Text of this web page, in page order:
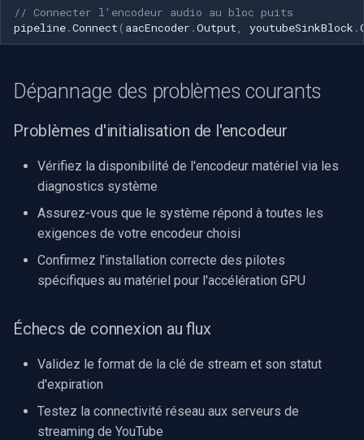
// Connecter l'encodeur audio au bloc puits
pipeline.Connect ( aacEncoder .Output youtubeSinkBlock .
Dépannage des problèmes courants
Problèmes d'initialisation de l'encodeur
Vérifiez la disponibilité de l'encodeur matériel via les
diagnostics système
Assurez-vous que le système répond à toutes les
exigences de votre encodeur choisi
Confirmez l'installation correcte des pilotes
spécifiques au matériel pour l'accélération GPU
Échecs de connexion au flux
Validez le format de la clé de stream et son statut
d'expiration
Testez la connectivité réseau aux serveurs de
streaming de YouTube